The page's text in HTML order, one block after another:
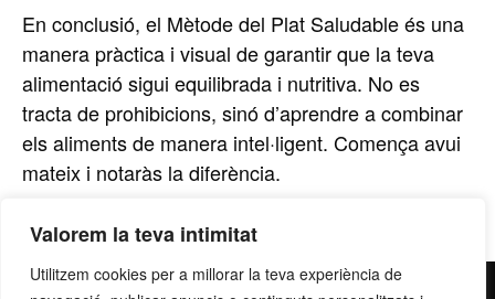
Valorem la teva intimitat
Utilitzem cookies per a millorar la teva experiència de
En conclusió, el Mètode del Plat Saludable és una
manera pràctica i visual de garantir que la teva
alimentació sigui equilibrada i nutritiva. No es
tracta de prohibicions, sinó d’aprendre a combinar
els aliments de manera intel·ligent. Comença avui
mateix i notaràs la diferència.